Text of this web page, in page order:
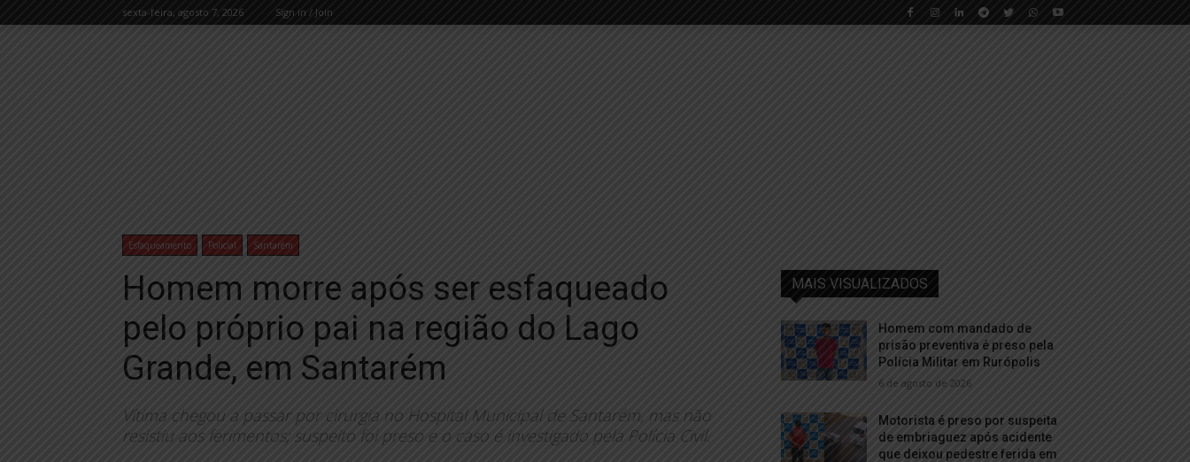
sexta-feira, agosto 7, 2026 Sign in / Join
Esfaqueamento Policial Santarém
Homem morre após ser esfaqueado
pelo próprio pai na região do Lago
Grande, em Santarém
Vítima chegou a passar por cirurgia no Hospital Municipal de Santarém, mas não
resistiu aos ferimentos; suspeito foi preso e o caso é investigado pela Polícia Civil.
MAIS VISUALIZADOS
Homem com mandado de
prisão preventiva é preso pela
Polícia Militar em Rurópolis
6 de agosto de 2026
Motorista é preso por suspeita
de embriaguez após acidente
que deixou pedestre ferida em